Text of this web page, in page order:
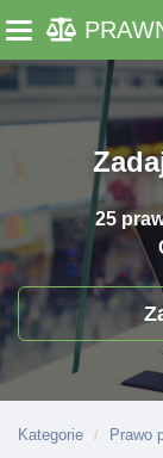
Toggle
25
Kategorie Prawo